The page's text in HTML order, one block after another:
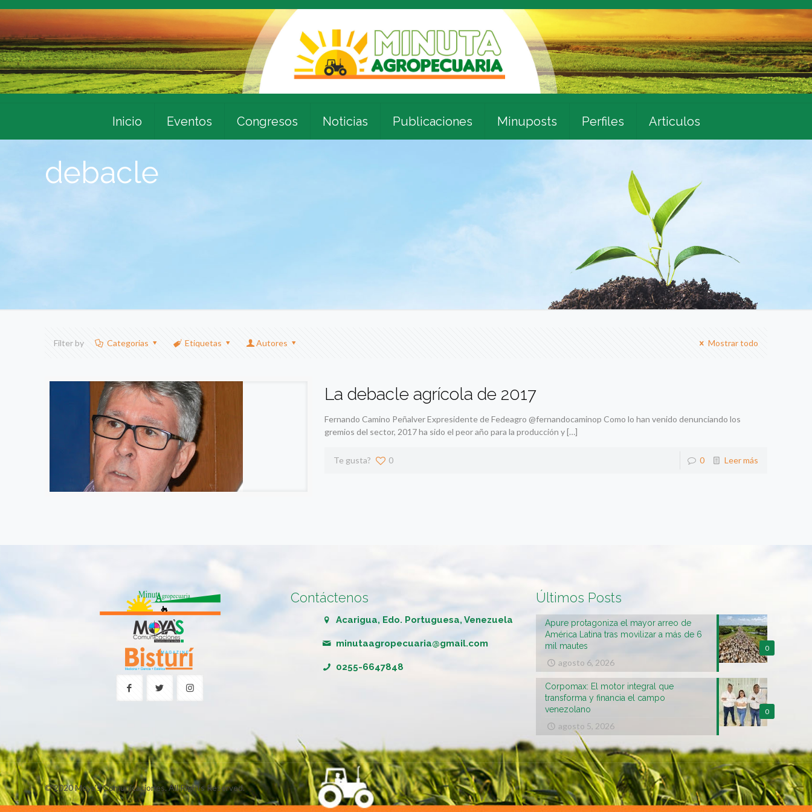
Inicio Eventos Congresos Noticias Publicaciones Minuposts Perfiles Articulos
debacle
Filter by Categorias Etiquetas Autores Mostrar todo
La debacle agrícola de 2017
Fernando Camino Peñalver Expresidente de Fedeagro @fernandocaminop Como lo han venido denunciando los
gremios del sector, 2017 ha sido el peor año para la producción y[…]
Te gusta? 0 0 Leer más
Contáctenos
Acarigua, Edo. Portuguesa, Venezuela
minutaagropecuaria@gmail.com
0255-6647848
Últimos Posts
0
Apure protagoniza el mayor arreo de
América Latina tras movilizar a más de 6
mil mautes
agosto 6, 2026
0
Corpomax: El motor integral que
transforma y financia el campo
venezolano
agosto 5, 2026
© 2020 Moya's Comunicaciones. All Rights Reserved.